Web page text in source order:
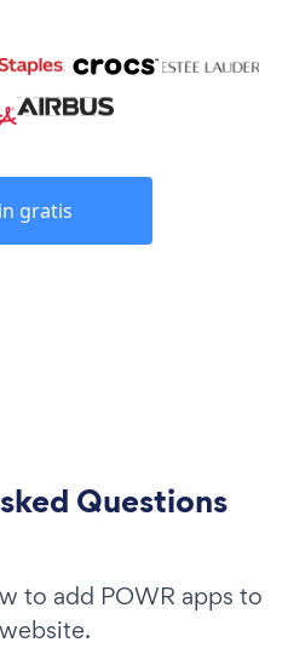
gratis
Questions
to add POWR apps to